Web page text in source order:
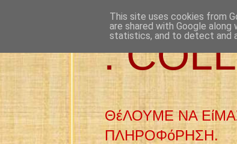
:
ΘέΛΟΥΜΕ ΝΑ
ΠΛΗΡΟΦόΡΗΣΗ.
This site uses cookies from
are shared with Google
statistics, and to detect and